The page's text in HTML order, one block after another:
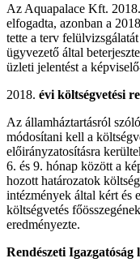
Az Aquapalace Kft.
elfogadta, azonban a
tette a terv
ügyvezető által
üzleti jelentést a
évi költségvetési
Az államháztartásról
módosítani kell a
előirányzatosításra
6. és 9. hónap között a
hozott határozatok
intézmények által kért és
költségvetés
eredményezte.
Rendészeti Igazgatóság